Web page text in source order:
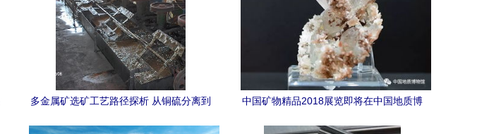
多金属矿选矿工艺路径探析 从铜硫分离到
中国矿物精品2018展览即将在中国地质博